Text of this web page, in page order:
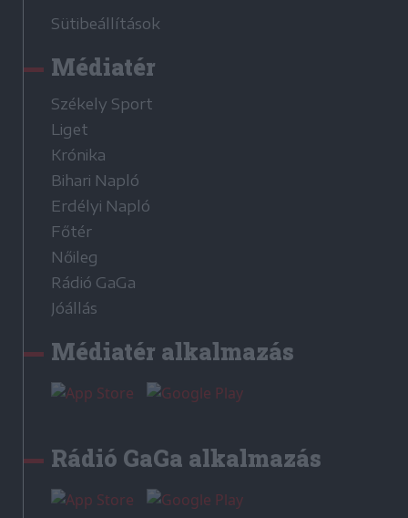
Sütibeállítások
Médiatér
Székely Sport
Liget
Krónika
Bihari Napló
Erdélyi Napló
Főtér
Nőileg
Rádió GaGa
Jóállás
Médiatér alkalmazás
Rádió GaGa alkalmazás